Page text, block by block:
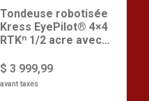
Tondeuse robotisée
Kress EyePilot® 4×4
RTKⁿ 1/2 acre avec
intégrée et Sécurité
Supérieur
$ 3 999,99
avant taxes